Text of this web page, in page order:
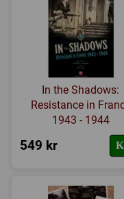
In the Shadows:
Resistance in
1943 - 1944
549 kr